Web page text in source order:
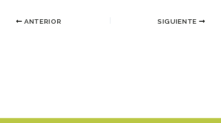
ANTERIOR SIGUIENTE